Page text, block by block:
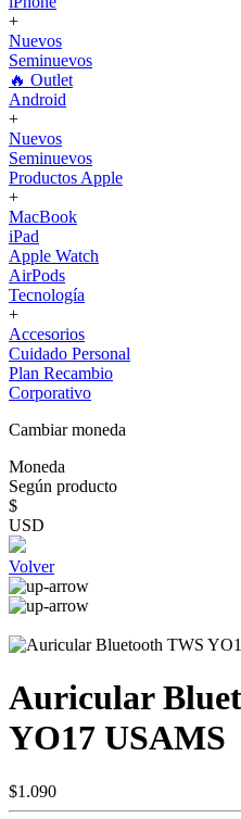
+
Nuevos
Seminuevos
🔥 Outlet
Android
+
Nuevos
Seminuevos
Productos Apple
+
MacBook
iPad
Apple Watch
AirPods
Tecnología
+
Accesorios
Cuidado Personal
Plan Recambio
Corporativo
Cambiar moneda
Moneda
Según producto
$
USD
Volver
Auricular
YO17 USAMS
$1.090